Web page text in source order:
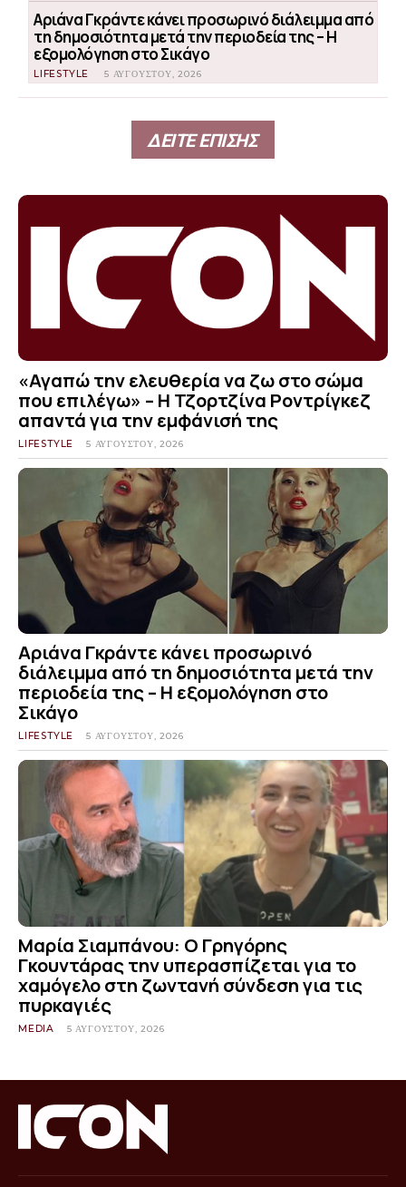
Αριάνα Γκράντε κάνει προσωρινό διάλειμμα από
τη δημοσιότητα μετά την περιοδεία της – Η
εξομολόγηση στο Σικάγο
LIFESTYLE 5 ΑΥΓΟΎΣΤΟΥ, 2026
ΔΕΙΤΕ ΕΠΙΣΗΣ
«Αγαπώ την ελευθερία να ζω στο σώμα
που επιλέγω» – Η Τζορτζίνα Ροντρίγκεζ
απαντά για την εμφάνισή της
LIFESTYLE 5 ΑΥΓΟΎΣΤΟΥ, 2026
Αριάνα Γκράντε κάνει προσωρινό
διάλειμμα από τη δημοσιότητα μετά την
περιοδεία της – Η εξομολόγηση στο
Σικάγο
LIFESTYLE 5 ΑΥΓΟΎΣΤΟΥ, 2026
Μαρία Σιαμπάνου: Ο Γρηγόρης
Γκουντάρας την υπερασπίζεται για το
χαμόγελο στη ζωντανή σύνδεση για τις
πυρκαγιές
MEDIA 5 ΑΥΓΟΎΣΤΟΥ, 2026